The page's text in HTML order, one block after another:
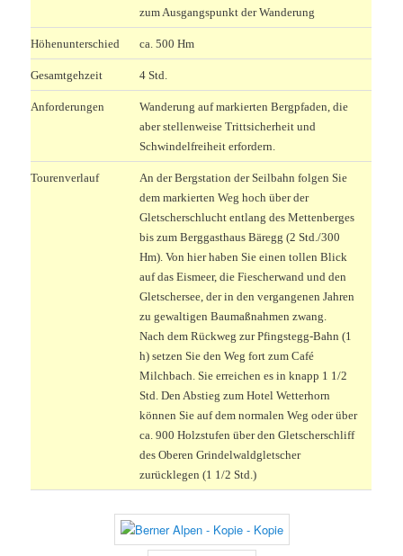
zum Ausgangspunkt der Wanderung
Höhenunterschied ca. 500 Hm
Gesamtgehzeit 4 Std.
Anforderungen
Wanderung auf markierten Bergpfaden, die
aber stellenweise Trittsicherheit und
Schwindelfreiheit erfordern.
Tourenverlauf
An der Bergstation der Seilbahn folgen Sie
dem markierten Weg hoch über der
Gletscherschlucht entlang des Mettenberges
bis zum Berggasthaus Bäregg (2 Std./300
Hm). Von hier haben Sie einen tollen Blick
auf das Eismeer, die Fiescherwand und den
Gletschersee, der in den vergangenen Jahren
zu gewaltigen Baumaßnahmen zwang.
Nach dem Rückweg zur Pfingstegg-Bahn (1
h) setzen Sie den Weg fort zum Café
Milchbach. Sie erreichen es in knapp 1 1/2
Std. Den Abstieg zum Hotel Wetterhorn
können Sie auf dem normalen Weg oder über
ca. 900 Holzstufen über den Gletscherschliff
des Oberen Grindelwaldgletscher
zurücklegen (1 1/2 Std.)